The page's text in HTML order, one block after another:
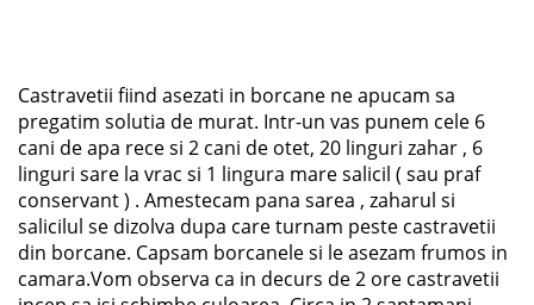
Castravetii fiind asezati in borcane ne apucam sa
pregatim solutia de murat. Intr-un vas punem cele 6
cani de apa rece si 2 cani de otet, 20 linguri zahar , 6
linguri sare la vrac si 1 lingura mare salicil ( sau praf
conservant ) . Amestecam pana sarea , zaharul si
salicilul se dizolva dupa care turnam peste castravetii
din borcane. Capsam borcanele si le asezam frumos in
camara.Vom observa ca in decurs de 2 ore castravetii